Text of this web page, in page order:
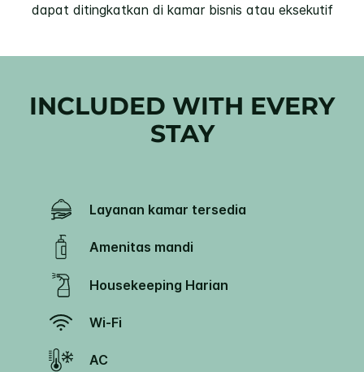
dapat ditingkatkan di kamar bisnis atau eksekutif
INCLUDED WITH EVERY
STAY
Layanan kamar tersedia
Amenitas mandi
Housekeeping Harian
Wi-Fi
AC